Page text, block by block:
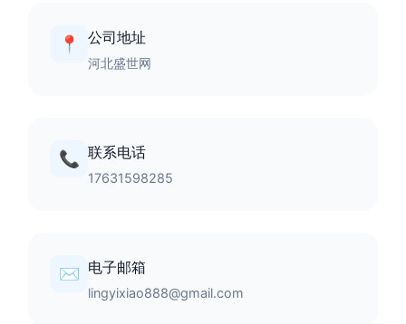
📍 公司地址
河北盛世网
📞 联系电话
17631598285
✉️ 电子邮箱
lingyixiao888@gmail.com